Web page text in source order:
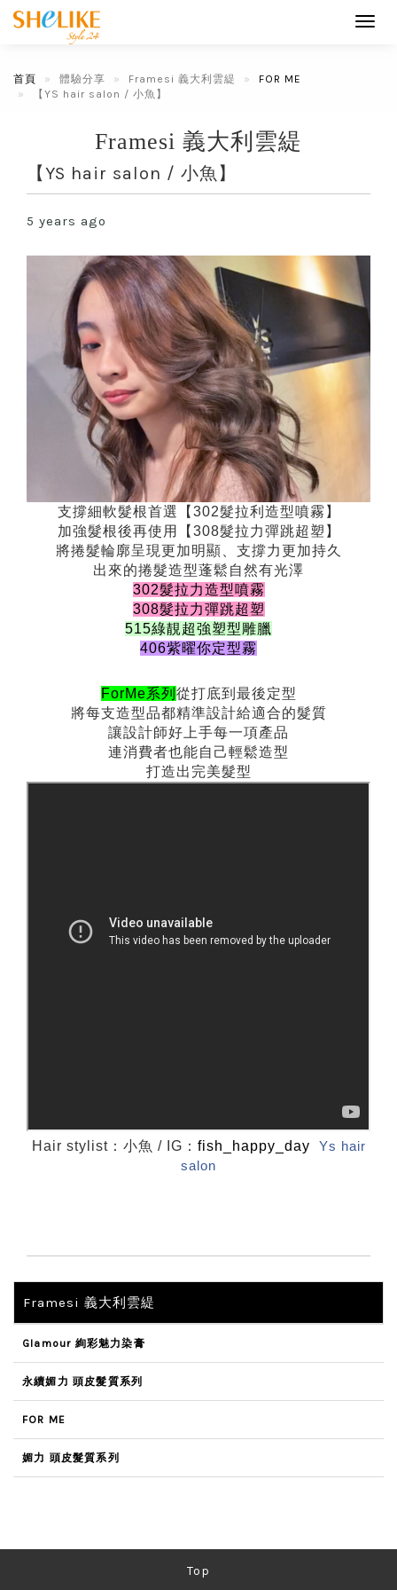
首頁 體驗分享 Framesi 義大利雲緹
FOR ME
【YS hair salon / 小魚】
Framesi 義大利雲緹
【YS hair salon / 小魚】
5 years ago
支撐細軟髮根首選【302髮拉利造型噴霧】
加強髮根後再使用【308髮拉力彈跳超塑】
將捲髮輪廓呈現更加明顯、支撐力更加持久
出來的捲髮造型蓬鬆自然有光澤
302髮拉力造型噴霧
308髮拉力彈跳超塑
515綠靚超強塑型雕臘
406紫曜你定型霧
ForMe系列 從打底到最後定型
將每支造型品都精準設計給適合的髮質
讓設計師好上手每一項產品
連消費者也能自己輕鬆造型
打造出完美髮型
Hair stylist：小魚 / IG： fish_happy_day
Ys hair
salon
Framesi 義大利雲緹
Glamour 絢彩魅力染膏
永續媚力 頭皮髮質系列
FOR ME
媚力 頭皮髮質系列
Top